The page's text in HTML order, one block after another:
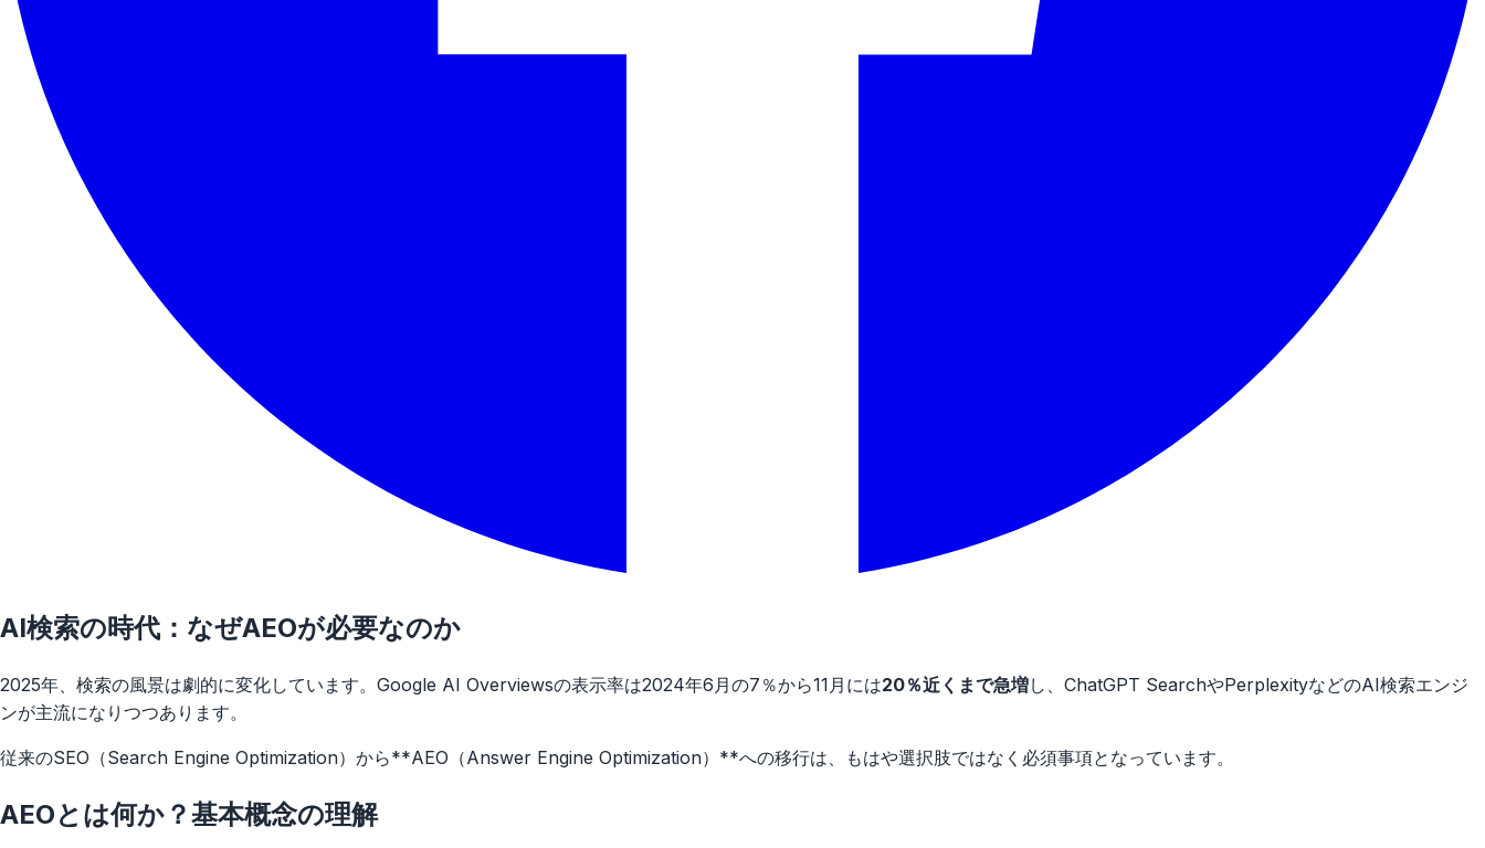
AI検索の時代：なぜAEOが必要なのか
2025年、検索の風景は劇的に変化しています。Google AI Overviewsの表示率は2024年6月の7％から11月には20％近くまで急増し、ChatGPT SearchやPerplexityなどのAI検索エンジ
ンが主流になりつつあります。
従来のSEO（Search Engine Optimization）から**AEO（Answer Engine Optimization）**への移行は、もはや選択肢ではなく必須事項となっています。
AEOとは何か？基本概念の理解